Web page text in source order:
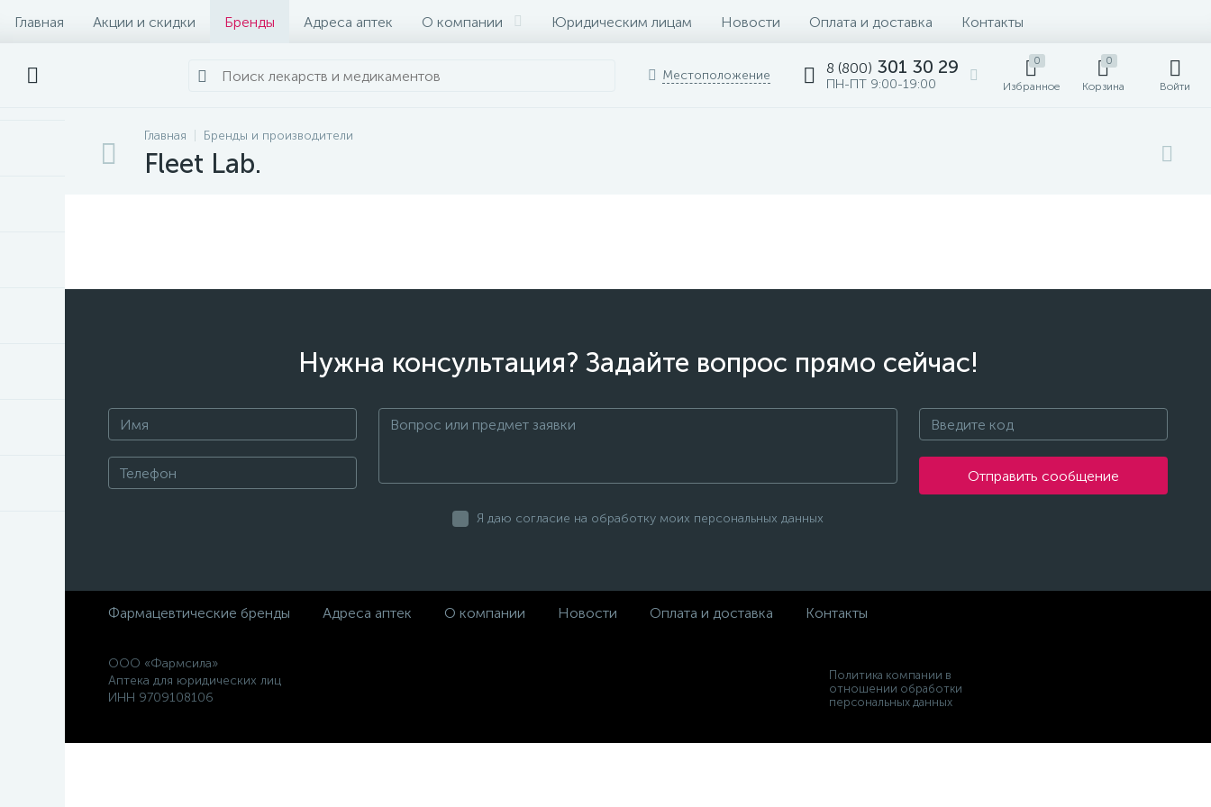
Главная Акции и скидки Бренды Адреса аптек О компании Юридическим лицам Новости Оплата и доставка Контакты
Местоположение 8 (800) 301 30 29
ПН-ПТ 9:00-19:00
0
Избранное
0
Корзина Войти
Главная Бренды и производители
Fleet Lab.
Нужна консультация? Задайте вопрос прямо сейчас!
Отправить сообщение
Я даю согласие на обработку моих персональных данных
Фармацевтические бренды Адреса аптек О компании Новости Оплата и доставка Контакты
ООО «Фармсила»
Аптека для юридических лиц
ИНН 9709108106
Политика компании в
отношении обработки
персональных данных